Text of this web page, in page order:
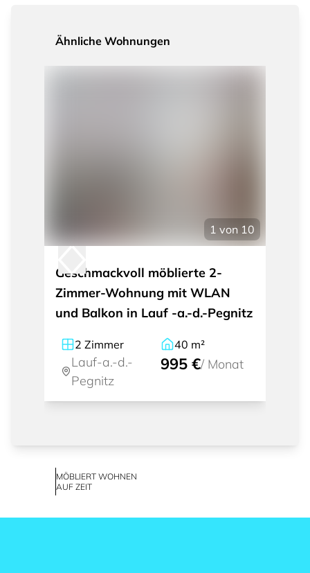
Ähnliche Wohnungen
1 von 10
Geschmackvoll möblierte 2-
Zimmer-Wohnung mit WLAN
und Balkon in Lauf -a.-d.-Pegnitz
2 Zimmer
Lauf-a.-d.-
Pegnitz
40 m²
995 €/ Monat
MÖBLIERT WOHNEN
AUF ZEIT